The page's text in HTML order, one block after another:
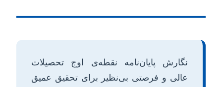
نگارش پایان‌نامه نقطه‌ی اوج تحصیلات
عالی و فرصتی بی‌نظیر برای تحقیق عمیق